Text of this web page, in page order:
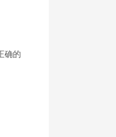
确的